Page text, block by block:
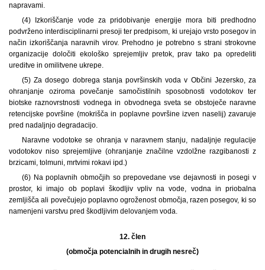
napravami.
(4) Izkoriščanje vode za pridobivanje energije mora biti predhodno
podvrženo interdisciplinarni presoji ter predpisom, ki urejajo vrsto posegov in
način izkoriščanja naravnih virov. Prehodno je potrebno s strani strokovne
organizacije določiti ekološko sprejemljiv pretok, prav tako pa opredeliti
ureditve in omilitvene ukrepe.
(5) Za dosego dobrega stanja površinskih voda v Občini Jezersko, za
ohranjanje oziroma povečanje samočistilnih sposobnosti vodotokov ter
biotske raznovrstnosti vodnega in obvodnega sveta se obstoječe naravne
retencijske površine (mokrišča in poplavne površine izven naselij) zavaruje
pred nadaljnjo degradacijo.
Naravne vodotoke se ohranja v naravnem stanju, nadaljnje regulacije
vodotokov niso sprejemljive (ohranjanje značilne vzdolžne razgibanosti z
brzicami, tolmuni, mrtvimi rokavi ipd.)
(6) Na poplavnih območjih so prepovedane vse dejavnosti in posegi v
prostor, ki imajo ob poplavi škodljiv vpliv na vode, vodna in priobalna
zemljišča ali povečujejo poplavno ogroženost območja, razen posegov, ki so
namenjeni varstvu pred škodljivim delovanjem voda.
12. člen
(območja potencialnih in drugih nesreč)